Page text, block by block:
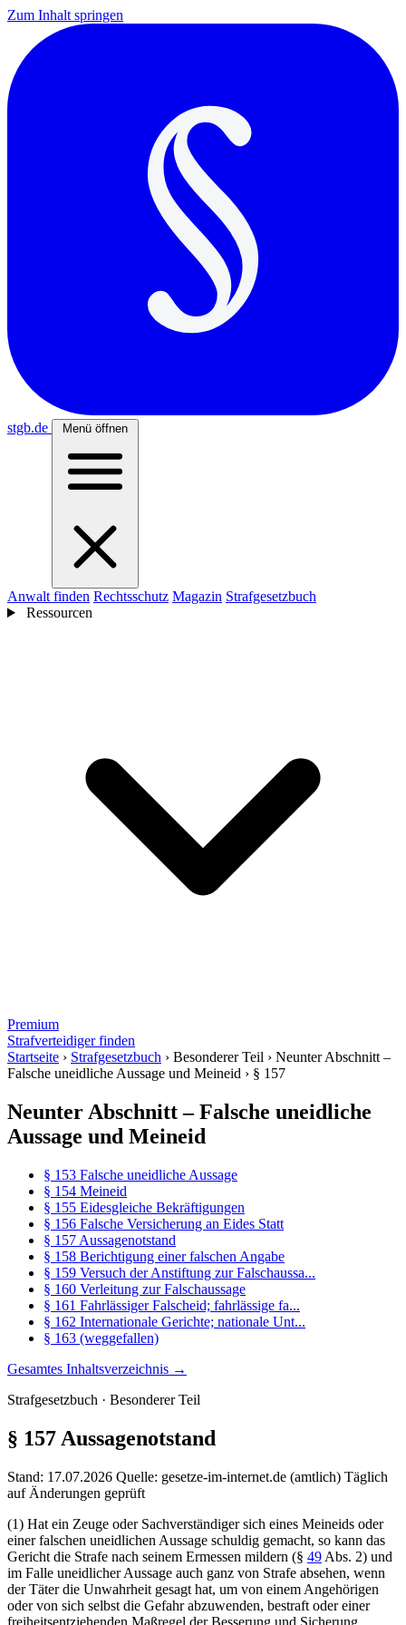
Zum Inhalt springen
stgb.de Menü öffnen
Anwalt finden Rechtsschutz Magazin Strafgesetzbuch
Ressourcen
Premium
Strafverteidiger finden
Startseite › Strafgesetzbuch › Besonderer Teil › Neunter Abschnitt –
Falsche uneidliche Aussage und Meineid › § 157
Neunter Abschnitt – Falsche uneidliche
Aussage und Meineid
§ 153 Falsche uneidliche Aussage
§ 154 Meineid
§ 155 Eidesgleiche Bekräftigungen
§ 156 Falsche Versicherung an Eides Statt
§ 157 Aussagenotstand
§ 158 Berichtigung einer falschen Angabe
§ 159 Versuch der Anstiftung zur Falschaussa...
§ 160 Verleitung zur Falschaussage
§ 161 Fahrlässiger Falscheid; fahrlässige fa...
§ 162 Internationale Gerichte; nationale Unt...
§ 163 (weggefallen)
Gesamtes Inhaltsverzeichnis →
Strafgesetzbuch · Besonderer Teil
§ 157 Aussagenotstand
Stand: 17.07.2026 Quelle: gesetze-im-internet.de (amtlich) Täglich
auf Änderungen geprüft
(1) Hat ein Zeuge oder Sachverständiger sich eines Meineids oder
einer falschen uneidlichen Aussage schuldig gemacht, so kann das
Gericht die Strafe nach seinem Ermessen mildern (§ 49 Abs. 2) und
im Falle uneidlicher Aussage auch ganz von Strafe absehen, wenn
der Täter die Unwahrheit gesagt hat, um von einem Angehörigen
oder von sich selbst die Gefahr abzuwenden, bestraft oder einer
freiheitsentziehenden Maßregel der Besserung und Sicherung